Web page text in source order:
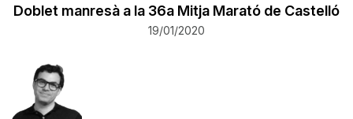
Doblet manresà a la 36a Mitja Marató de Castelló
19/01/2020